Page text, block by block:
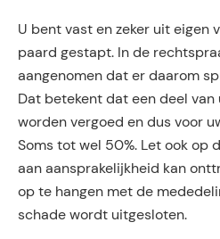
U bent vast en zeker uit eigen
paard gestapt. In de
aangenomen dat er daarom
Dat betekent dat een deel
worden vergoed en dus voor
Soms tot wel 50%. Let ook op
aan aansprakelijkheid kan
op te hangen met de
schade wordt uitgesloten.